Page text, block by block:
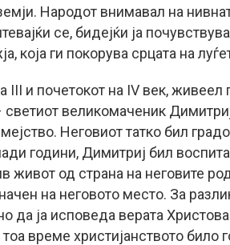
Народот внимавал на
се, бидејќи ја
која ги покорува срцата на
III и почетокот на IV век,
великомаченик
Неговиот татко бил
години, Димитриј бил
живот од страна на неговите
на неговото место. За
да ја исповеда верата
време христијанството било